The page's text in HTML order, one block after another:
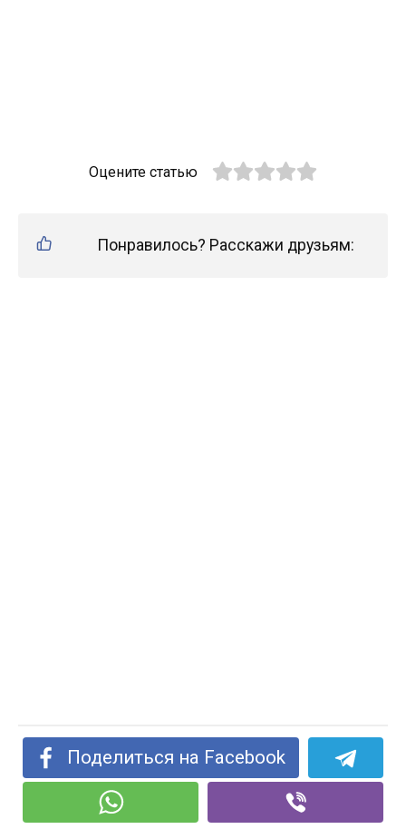
Оцените статью
Понравилось? Расскажи друзьям:
Поделиться на Facebook